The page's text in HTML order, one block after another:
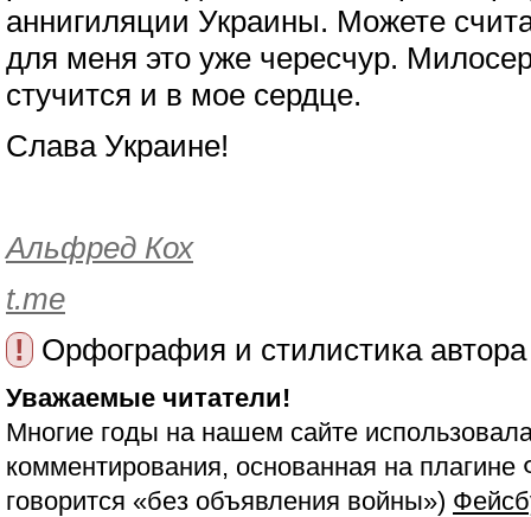
аннигиляции Украины. Можете
для меня это уже чересчур.
стучится и в мое сердце.
Слава Украине!
Альфред Кох
t.me
!
Орфография и стилистика
Уважаемые читатели!
Многие годы на нашем сайте
комментирования, основанная на
говорится «без объявления войны»)